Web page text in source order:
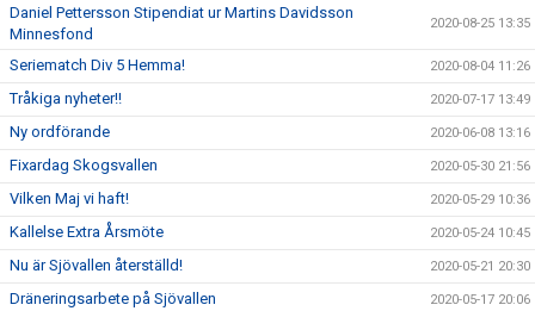
Daniel Pettersson Stipendiat ur Martins Davidsson
Minnesfond
2020-08-25 13:35
Seriematch Div 5 Hemma! 2020-08-04 11:26
Tråkiga nyheter!! 2020-07-17 13:49
Ny ordförande 2020-06-08 13:16
Fixardag Skogsvallen 2020-05-30 21:56
Vilken Maj vi haft! 2020-05-29 10:36
Kallelse Extra Årsmöte 2020-05-24 10:45
Nu är Sjövallen återställd! 2020-05-21 20:30
Dräneringsarbete på Sjövallen 2020-05-17 20:06